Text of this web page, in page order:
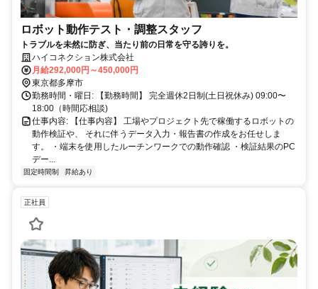
ロボット動作テスト・調整スタッフ
トラブルを未然に防ぎ、当たり前の日常を守る誇りを。
ハイコネクション株式会社
月給292,000円～450,000円
東京都多摩市
勤務時間・曜日: 【勤務時間】 完全週休2日制(土日祝休み) 09:00〜
18:00（時間応相談)
仕事内容: 【仕事内容】 工場やプロジェクト先で稼働するロボットの
動作検証や、 それに伴うデータ入力・報告書の作成をお任せしま
す。 ・端末を使用したルーチンワークでの動作確認 ・検証結果のPC
デー...
固定時間制 昇給あり
正社員